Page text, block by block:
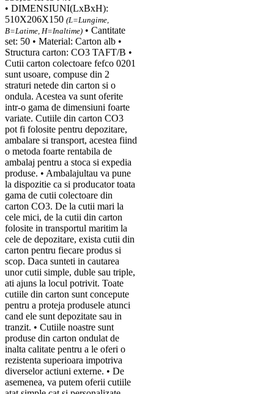
• DIMENSIUNI(LxBxH):
510X206X150 (L=Lungime,
B=Latime, H=Inaltime) • Cantitate
set: 50 • Material: Carton alb •
Structura carton: CO3 TAFT/B •
Cutii carton colectoare fefco 0201
sunt usoare, compuse din 2
straturi netede din carton si o
ondula. Acestea va sunt oferite
intr-o gama de dimensiuni foarte
variate. Cutiile din carton CO3
pot fi folosite pentru depozitare,
ambalare si transport, acestea fiind
o metoda foarte rentabila de
ambalaj pentru a stoca si expedia
produse. • Ambalajultau va pune
la dispozitie ca si producator toata
gama de cutii colectoare din
carton CO3. De la cutii mari la
cele mici, de la cutii din carton
folosite in transportul maritim la
cele de depozitare, exista cutii din
carton pentru fiecare produs si
scop. Daca sunteti in cautarea
unor cutii simple, duble sau triple,
ati ajuns la locul potrivit. Toate
cutiile din carton sunt concepute
pentru a proteja produsele atunci
cand ele sunt depozitate sau in
tranzit. • Cutiile noastre sunt
produse din carton ondulat de
inalta calitate pentru a le oferi o
rezistenta superioara impotriva
diverselor actiuni externe. • De
asemenea, va putem oferii cutiile